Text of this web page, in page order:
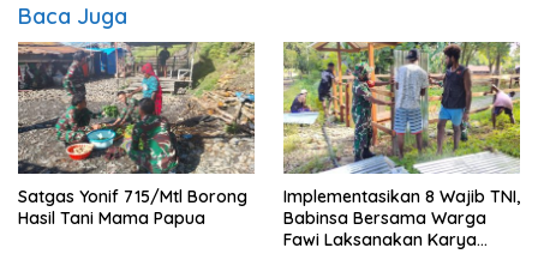
Baca Juga
Satgas Yonif 715/Mtl Borong
Hasil Tani Mama Papua
Implementasikan 8 Wajib TNI,
Babinsa Bersama Warga
Fawi Laksanakan Karya